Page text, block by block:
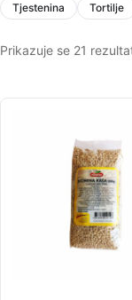
Tjestenina
Tortilje
Prikazuje se 21